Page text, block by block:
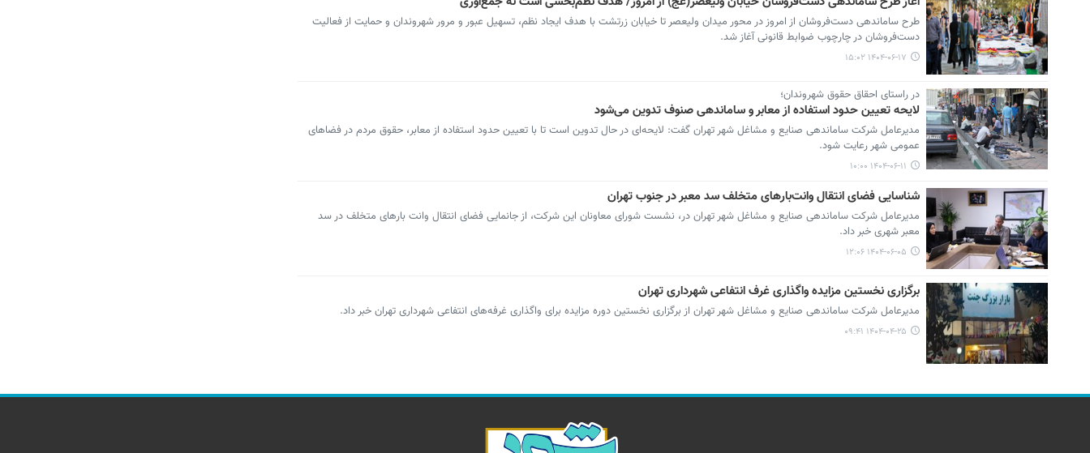
طرح ساماندهی دست‌فروشان از امروز در محور میدان ولیعصر تا خیابان زرتشت با هدف ایجاد نظم، تسهیل عبور و مرور شهروندان و حمایت از فعالیت
دست‌فروشان در چارچوب ضوابط قانونی آغاز شد.
۱۴۰۴-۰۶-۱۷ ۱۵:۰۲
در راستای احقاق حقوق شهروندان؛
لایحه تعیین حدود استفاده از معابر و ساماندهی صنوف تدوین می‌شود
مدیرعامل شرکت ساماندهی صنایع و مشاغل شهر تهران گفت: لایحه‌ای در حال تدوین است تا با تعیین حدود استفاده از معابر، حقوق مردم در فضاهای
عمومی شهر رعایت شود.
۱۴۰۴-۰۶-۱۱ ۱۰:۰۰
شناسایی فضای انتقال وانت‌بارهای متخلف سد معبر در جنوب تهران
مدیرعامل شرکت ساماندهی صنایع و مشاغل شهر تهران در، نشست شورای معاونان این شرکت، از جانمایی فضای انتقال وانت بارهای متخلف در سد
معبر شهری خبر داد.
۱۴۰۴-۰۶-۰۵ ۱۲:۰۶
برگزاری نخستین مزایده واگذاری غرف انتفاعی شهرداری تهران
مدیرعامل شرکت ساماندهی صنایع و مشاغل شهر تهران از برگزاری نخستین دوره مزایده برای واگذاری غرفه‌های انتفاعی شهرداری تهران خبر داد.
۱۴۰۴-۰۴-۲۵ ۰۹:۴۱